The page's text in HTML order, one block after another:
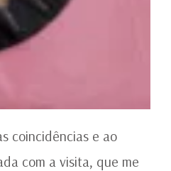
coincidências e ao
com a visita, que me